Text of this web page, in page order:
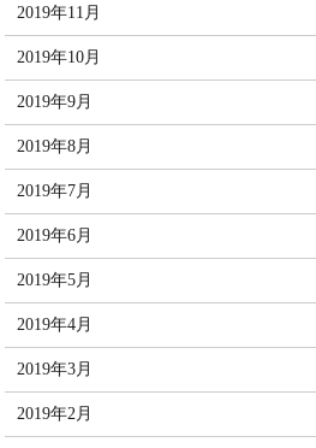
2019年11月
2019年10月
2019年9月
2019年8月
2019年7月
2019年6月
2019年5月
2019年4月
2019年3月
2019年2月